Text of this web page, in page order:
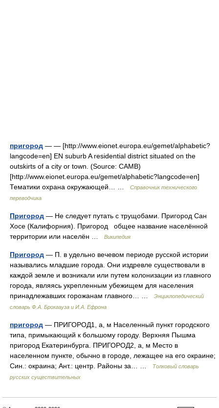
пригород — — [http://www.eionet.europa.eu/gemet/alphabetic?
langcode=en] EN suburb A residential district situated on the
outskirts of a city or town. (Source: CAMB)
[http://www.eionet.europa.eu/gemet/alphabetic?langcode=en]
Тематики охрана окружающей… …
Справочник технического
переводчика
Пригород — Не следует путать с трущобами. Пригород Сан
Хосе (Калифорния). Пригород общее название населённой
территории или населён …
Википедия
Пригород — П. в удельно вечевом периоде русской истории
назывались младшие города. Они издревле существовали в
каждой земле и возникали или путем колонизации из главного
города, являясь укрепленным убежищем для населения
принадлежавших горожанам главного… …
Энциклопедический
словарь Ф.А. Брокгауза и И.А. Ефрона
пригород — ПРИГОРОД1, а, м Населенный пункт городского
типа, примыкающий к большому городу. Верхняя Пышма
пригород Екатеринбурга. ПРИГОРОД2, а, м Место в
населенном пункте, обычно в городе, лежащее на его окраине;
Син.: окраина; Ант.: центр. Районы за… …
Толковый словарь
русских существительных